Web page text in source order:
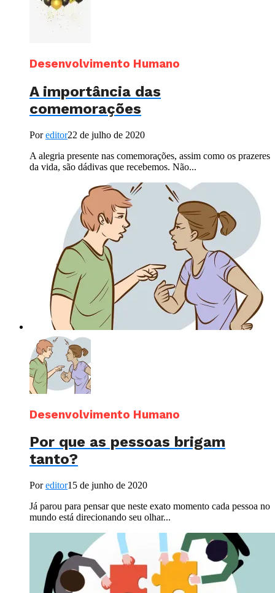
Desenvolvimento Humano
A importância das
comemorações
Poreditor22 de julho de 2020
A alegria presente nas comemorações, assim como os prazeres
da vida, são dádivas que recebemos. Não...
Desenvolvimento Humano
Por que as pessoas brigam
tanto?
Poreditor15 de junho de 2020
Já parou para pensar que neste exato momento cada pessoa no
mundo está direcionando seu olhar...